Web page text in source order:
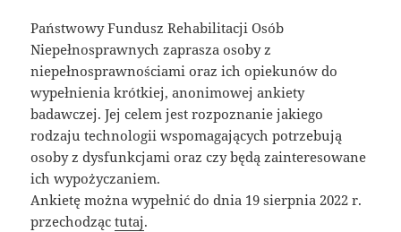
Państwowy Fundusz Rehabilitacji Osób
Niepełnosprawnych zaprasza osoby z
niepełnosprawnościami oraz ich opiekunów do
wypełnienia krótkiej, anonimowej ankiety
badawczej. Jej celem jest rozpoznanie jakiego
rodzaju technologii wspomagających potrzebują
osoby z dysfunkcjami oraz czy będą zainteresowane
ich wypożyczaniem.
Ankietę można wypełnić do dnia 19 sierpnia 2022 r.
przechodząctutaj.